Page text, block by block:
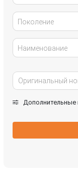
Поколение
Наименование
Дополнительные